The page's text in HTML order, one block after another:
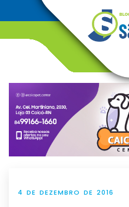
4 DE DEZEMBRO DE 2016